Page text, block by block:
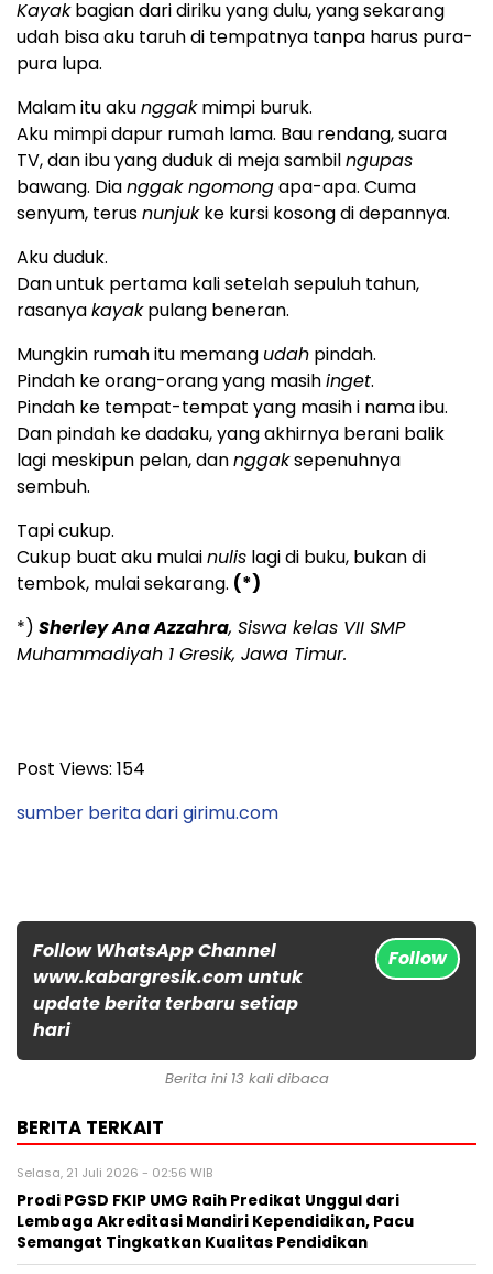
Kayakbagian dari diriku yang dulu, yang sekarang
udah bisa aku taruh di tempatnya tanpa harus pura-
pura lupa.
Malam itu akunggakmimpi buruk.
Aku mimpi dapur rumah lama. Bau rendang, suara
TV, dan ibu yang duduk di meja sambilngupas
bawang. Dianggak ngomongapa-apa. Cuma
senyum, terusnunjukke kursi kosong di depannya.
Aku duduk.
Dan untuk pertama kali setelah sepuluh tahun,
rasanyakayakpulang beneran.
Mungkin rumah itu memang udah pindah.
Pindah ke orang-orang yang masihinget.
Pindah ke tempat-tempat yang masih i nama ibu.
Dan pindah ke dadaku, yang akhirnya berani balik
lagi meskipun pelan, dannggaksepenuhnya
sembuh.
Tapi cukup.
Cukup buat aku mulainulis lagi di buku, bukan di
tembok, mulai sekarang. (*)
*) Sherley Ana Azzahra, Siswa kelas VII SMP
Muhammadiyah 1 Gresik, Jawa Timur.
Post Views: 154
sumber berita dari girimu.com
Follow WhatsApp Channel
www.kabargresik.com untuk
update berita terbaru setiap
hari
Follow
Berita ini 13 kali dibaca
BERITA TERKAIT
Selasa, 21 Juli 2026 - 02:56 WIB
Prodi PGSD FKIP UMG Raih Predikat Unggul dari
Lembaga Akreditasi Mandiri Kependidikan, Pacu
Semangat Tingkatkan Kualitas Pendidikan